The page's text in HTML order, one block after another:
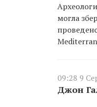
могла
09:28 9
Джон